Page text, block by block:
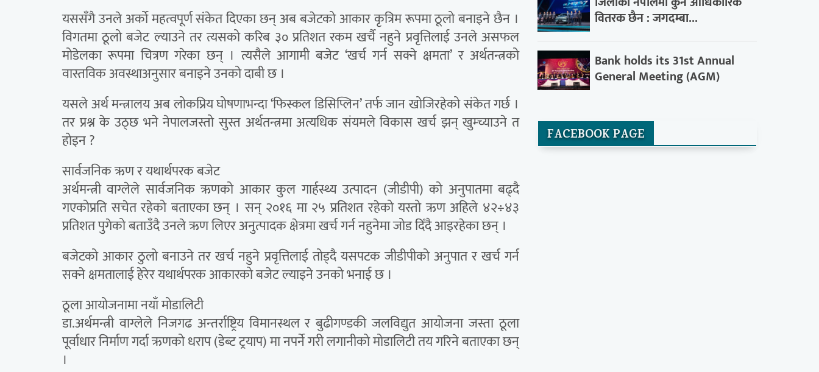
यससँगै उनले अर्को महत्वपूर्ण संकेत दिएका छन् अब बजेटको आकार कृत्रिम रूपमा ठूलो बनाइने छैन ।
विगतमा ठूलो बजेट ल्याउने तर त्यसको करिब ३० प्रतिशत रकम खर्चै नहुने प्रवृत्तिलाई उनले असफल
मोडेलका रूपमा चित्रण गरेका छन् । त्यसैले आगामी बजेट ‘खर्च गर्न सक्ने क्षमता’ र अर्थतन्त्रको
वास्तविक अवस्थाअनुसार बनाइने उनको दाबी छ ।
यसले अर्थ मन्त्रालय अब लोकप्रिय घोषणाभन्दा ‘फिस्कल डिसिप्लिन’ तर्फ जान खोजिरहेको संकेत गर्छ ।
तर प्रश्न के उठ्छ भने नेपालजस्तो सुस्त अर्थतन्त्रमा अत्यधिक संयमले विकास खर्च झन् खुम्च्याउने त
होइन ?
सार्वजनिक ऋण र यथार्थपरक बजेट
अर्थमन्त्री वाग्लेले सार्वजनिक ऋणको आकार कुल गार्हस्थ्य उत्पादन (जीडीपी) को अनुपातमा बढ्दै
गएकोप्रति सचेत रहेको बताएका छन् । सन् २०१६ मा २५ प्रतिशत रहेको यस्तो ऋण अहिले ४२÷४३
प्रतिशत पुगेको बताउँदै उनले ऋण लिएर अनुत्पादक क्षेत्रमा खर्च गर्न नहुनेमा जोड दिँदै आइरहेका छन् ।
बजेटको आकार ठुलो बनाउने तर खर्च नहुने प्रवृत्तिलाई तोड्दै यसपटक जीडीपीको अनुपात र खर्च गर्न
सक्ने क्षमतालाई हेरेर यथार्थपरक आकारको बजेट ल्याइने उनको भनाई छ ।
ठूला आयोजनामा नयाँ मोडालिटी
डा.अर्थमन्त्री वाग्लेले निजगढ अन्तर्राष्ट्रिय विमानस्थल र बुढीगण्डकी जलविद्युत आयोजना जस्ता ठूला
पूर्वाधार निर्माण गर्दा ऋणको धराप (डेब्ट ट्रयाप) मा नपर्ने गरी लगानीको मोडालिटी तय गरिने बताएका छन्
।
वितरक छैन : जगदम्बा...
Bank holds its 31st Annual
General Meeting (AGM)
FACEBOOK PAGE